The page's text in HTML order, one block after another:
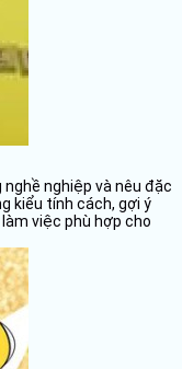
nghiệp và nêu đặc
kiểu tính cách, gợi ý
việc phù hợp cho